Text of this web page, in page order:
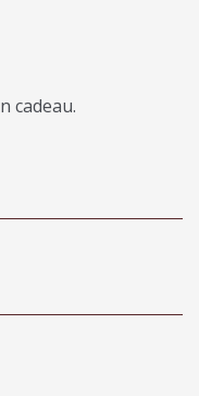
cadeau.